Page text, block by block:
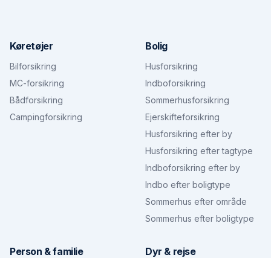
Køretøjer
Bilforsikring
MC-forsikring
Bådforsikring
Campingforsikring
Bolig
Husforsikring
Indboforsikring
Sommerhusforsikring
Ejerskifteforsikring
Husforsikring efter by
Husforsikring efter tagtype
Indboforsikring efter by
Indbo efter boligtype
Sommerhus efter område
Sommerhus efter boligtype
Person & familie Dyr & rejse